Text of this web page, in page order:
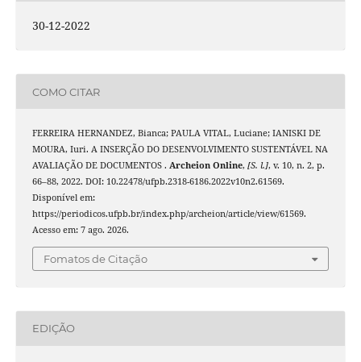
30-12-2022
COMO CITAR
FERREIRA HERNANDEZ, Bianca; PAULA VITAL, Luciane; IANISKI DE
MOURA, Iuri. A INSERÇÃO DO DESENVOLVIMENTO SUSTENTÁVEL NA
AVALIAÇÃO DE DOCUMENTOS . Archeion Online, [S. l.], v. 10, n. 2, p.
66–88, 2022. DOI: 10.22478/ufpb.2318-6186.2022v10n2.61569.
Disponível em:
https://periodicos.ufpb.br/index.php/archeion/article/view/61569.
Acesso em: 7 ago. 2026.
Fomatos de Citação
EDIÇÃO